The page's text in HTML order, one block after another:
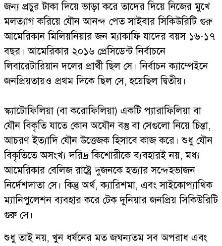
জন্য প্রচুর টাকা দিয়ে ভাড়া করে তাদের দিয়ে নিজের মুখে
মলত্যাগ করিয়ে যৌন আনন্দ পেত সাইবার সিকিউরিটি গুরু
আমেরিকান মিলিয়নিয়ার জন ম্যাকাফি যাদের বয়স ১৬-১৭
বছর। আমেরিকার ২০১৬ প্রেসিডেন্ট নির্বাচনে
লিবারেটারিয়ান দলের প্রার্থী ছিল সে। নির্বাচন ক্যাম্পেইনে
জনপ্রিয়তায়ও প্রথম দিকে ছিল সে, হয়েছিল দ্বিতীয়।
স্ক্যাটোফিলিয়া (বা করোফিলিয়া) একটি প্যারাফিলিয়া বা
যৌন বিকৃতি যাতে কোন অযৌন বস্তু বা সেগুলো নিয়ে চিন্তা,
আচরণ ইত্যাদি যৌন উত্তেজক হিসাবে কাজ করে। শুধু যৌন
বিকৃতিতে অসংখ্য দরিদ্র কিশোরীকে ব্যবহারই নয়, মধ্য
আমেরিকার বেলিজ রাষ্ট্রে দুজনকে হত্যার সন্দেহভাজন
নির্দেশদাতা সে। কিন্তু অর্থ, ক্যারিশমা, এবং সাইকোপ্যাথিক
ম্যানিপুলেশন ব্যবহার করে টেক দুনিয়ার জনপ্রিয় সিকিউরিটি
গুরু সে।
শুধু তাই নয়, খুন ধর্ষনের মত জঘন্যতম সব অপরাধ এবং